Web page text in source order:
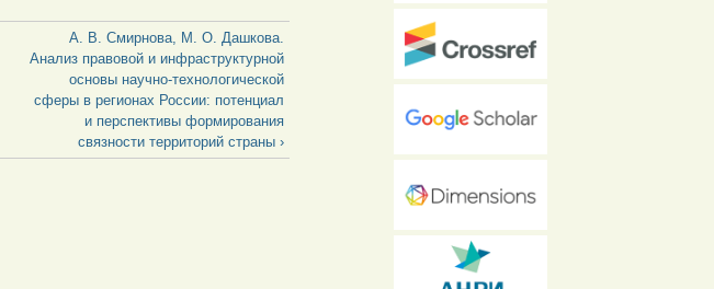
А. В. Смирнова, М. О. Дашкова.
Анализ правовой и инфраструктурной
основы научно-технологической
сферы в регионах России: потенциал
и перспективы формирования
связности территорий страны ›